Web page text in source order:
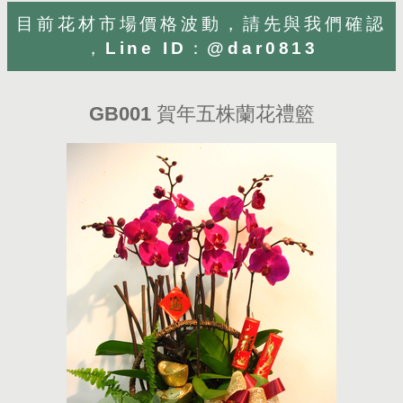
目前花材市場價格波動，請先與我們確認
，Line ID：@dar0813
GB001 賀年五株蘭花禮籃